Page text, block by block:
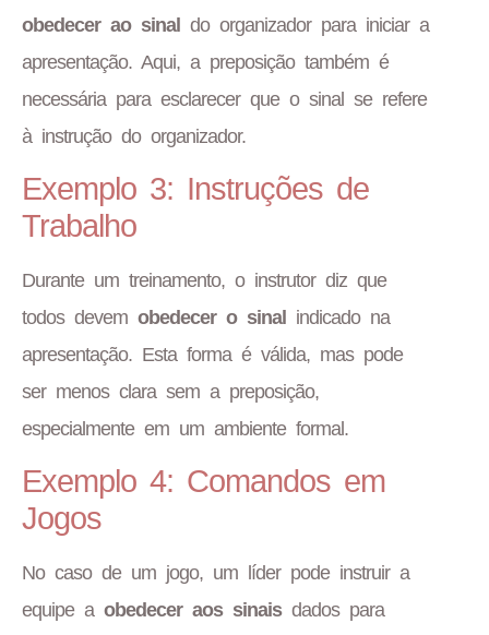
obedecer ao sinal do organizador para iniciar a
apresentação. Aqui, a preposição também é
necessária para esclarecer que o sinal se refere
à instrução do organizador.
Exemplo 3: Instruções de
Trabalho
Durante um treinamento, o instrutor diz que
todos devem obedecer o sinal
indicado na
apresentação. Esta forma é válida, mas pode
ser menos clara sem a preposição,
especialmente em um ambiente formal.
Exemplo 4: Comandos em
Jogos
No caso de um jogo, um líder pode instruir a
equipe a obedecer aos sinaisdados para